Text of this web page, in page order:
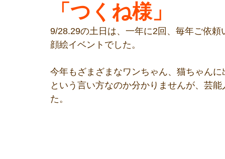
「つくね様」
9/28.29の土日は、一年に2回、毎年ご依
顔絵イベントでした。
今年もざまざまなワンちゃん、猫ちゃん
という言い方なのか分かりませんが、芸
た。